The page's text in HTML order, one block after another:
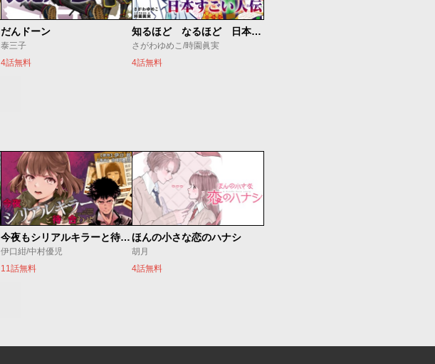
だんドーン
泰三子
4話無料
知るほど なるほど 日本すごい人伝
さがわゆめこ/時園眞実
4話無料
今夜もシリアルキラーと待ち合わせ
伊口紺/中村優児
11話無料
ほんの小さな恋のハナシ
胡月
4話無料